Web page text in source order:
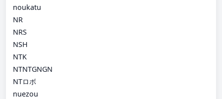
noukatu
NR
NRS
NSH
NTK
NTNTGNGN
NTロボ
nuezou